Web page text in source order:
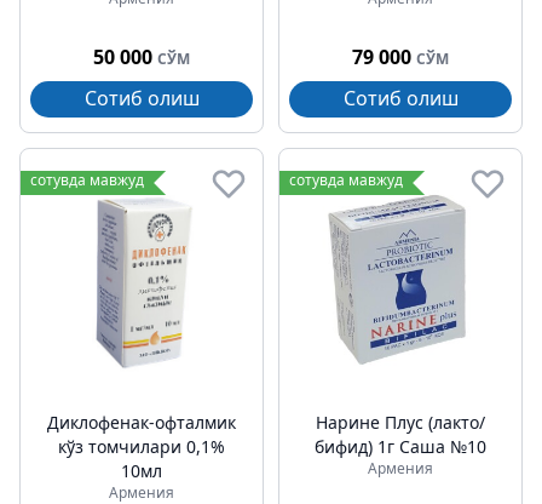
50 000 СЎМ
Сотиб олиш
79 000 СЎМ
Сотиб олиш
сотувда мавжуд
Диклофенак-офталмик
кўз томчилари 0,1%
10мл
Армения
сотувда мавжуд
Нарине Плус (лакто/
бифид) 1г Саша №10
Армения